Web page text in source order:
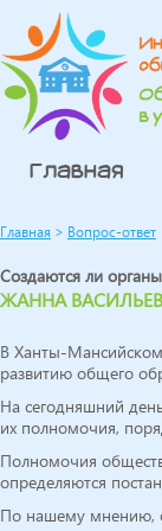
Главная
Главная > Вопрос-ответ
Создаются ли
ЖАННА
В Ханты-
развитию общего
На сегодняшний
их полномочия,
Полномочия
определяются
По нашему мнению,